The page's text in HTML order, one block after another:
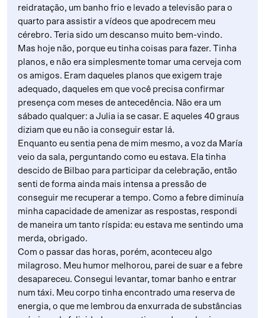
reidratação, um banho frio e levado a televisão para o
quarto para assistir a vídeos que apodrecem meu
cérebro. Teria sido um descanso muito bem-vindo.
Mas hoje não, porque eu tinha coisas para fazer. Tinha
planos, e não era simplesmente tomar uma cerveja com
os amigos. Eram daqueles planos que exigem traje
adequado, daqueles em que você precisa confirmar
presença com meses de antecedência. Não era um
sábado qualquer: a Julia ia se casar. E aqueles 40 graus
diziam que eu não ia conseguir estar lá.
Enquanto eu sentia pena de mim mesmo, a voz da María
veio da sala, perguntando como eu estava. Ela tinha
descido de Bilbao para participar da celebração, então
senti de forma ainda mais intensa a pressão de
conseguir me recuperar a tempo. Como a febre diminuía
minha capacidade de amenizar as respostas, respondi
de maneira um tanto ríspida: eu estava me sentindo uma
merda, obrigado.
Com o passar das horas, porém, aconteceu algo
milagroso. Meu humor melhorou, parei de suar e a febre
desapareceu. Consegui levantar, tomar banho e entrar
num táxi. Meu corpo tinha encontrado uma reserva de
energia, o que me lembrou da enxurrada de substâncias